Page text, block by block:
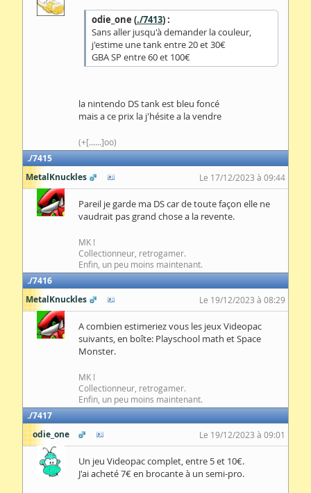
odie_one (./7413) :
Sans aller jusqu'à demander la couleur,
j'estime une tank entre 20 et 30€
GBA SP entre 60 et 100€
la nintendo DS tank est bleu foncé
mais a ce prix la j'hésite a la vendre
(+[......]oo)
7415
MetalKnuckles
Le 17/12/2023 à 09:44
Pareil je garde ma DS car de toute façon elle ne
vaudrait pas grand chose a la revente.
MK !
Collectionneur, retrogamer.
Enfin, un peu moins maintenant.
7416
MetalKnuckles
Le 19/12/2023 à 08:29
A combien estimeriez vous les jeux Videopac
suivants, en boîte: Playschool math et Space
Monster.
MK !
Collectionneur, retrogamer.
Enfin, un peu moins maintenant.
7417
odie_one
Le 19/12/2023 à 09:01
Un jeu Videopac complet, entre 5 et 10€.
J'ai acheté 7€ en brocante à un semi-pro.